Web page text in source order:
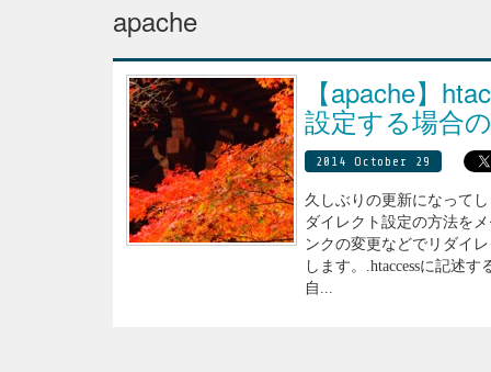
apache
【apache】
設定する場合
2014 October 29
久しぶりの更新になって
ダイレクト設定の方法を
ンクの変更などでリダイ
します。.htaccessに記述
自...